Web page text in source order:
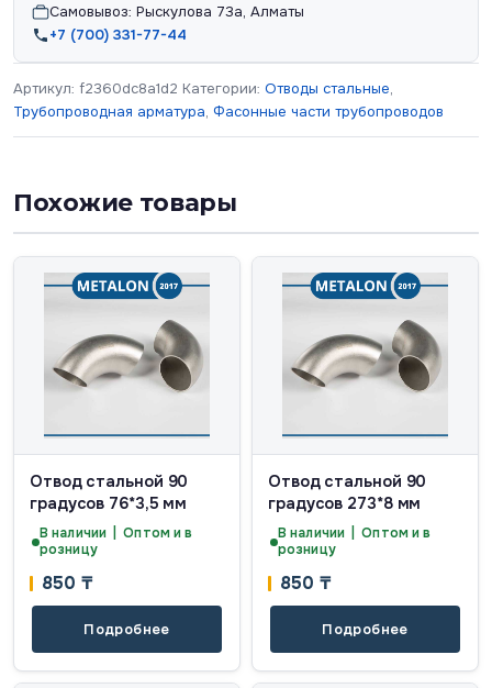
Самовывоз: Рыскулова 73а, Алматы
+7 (700) 331-77-44
Артикул: f2360dc8a1d2 Категории: Отводы стальные,
Трубопроводная арматура, Фасонные части трубопроводов
Похожие товары
Отвод стальной 90
градусов 76*3,5 мм
В наличии | Оптом и в
розницу
850 ₸
Подробнее
Отвод стальной 90
градусов 273*8 мм
В наличии | Оптом и в
розницу
850 ₸
Подробнее